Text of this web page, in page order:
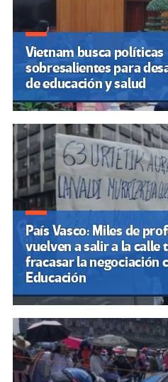
Vietnam busca políticas
sobresalientes para
de educación y salud
País Vasco: Miles de
vuelven a salir a la calle
fracasar la negociación
Educación